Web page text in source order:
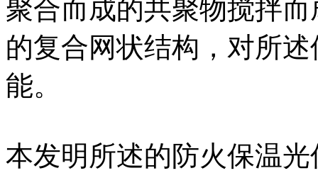
聚合而成的共聚物搅拌
的复合网状结构，对所
能。
本发明所述的防火保温